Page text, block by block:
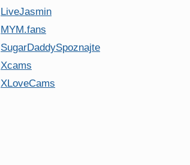
LiveJasmin
MYM.fans
SugarDaddySpoznajte
Xcams
XLoveCams